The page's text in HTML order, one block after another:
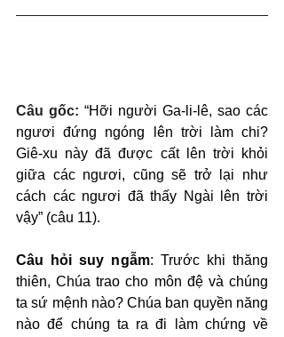
Câu gốc: “Hỡi người Ga-li-lê, sao các
ngươi đứng ngóng lên trời làm chi?
Giê-xu này đã được cất lên trời khỏi
giữa các ngươi, cũng sẽ trở lại như
cách các ngươi đã thấy Ngài lên trời
vậy” (câu 11).
Câu hỏi suy ngẫm: Trước khi thăng
thiên, Chúa trao cho môn đệ và chúng
ta sứ mệnh nào? Chúa ban quyền năng
nào để chúng ta ra đi làm chứng về